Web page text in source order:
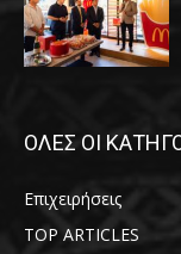
ΟΛΕΣ ΟΙ
Επιχειρήσεις
TOP ARTICLES